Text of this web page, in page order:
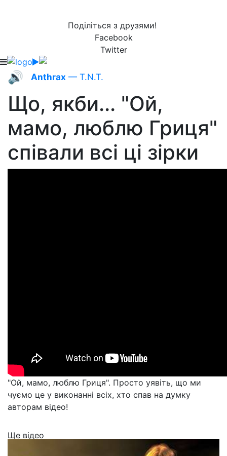
Поділіться з друзями!
Facebook
Twitter
🔊 Anthrax — T.N.T.
Що, якби... "Ой,
мамо, люблю Гриця"
співали всі ці зірки
"Ой, мамо, люблю Гриця". Просто уявіть, що ми
чуємо це у виконанні всіх, хто спав на думку
авторам відео!
Ще відео